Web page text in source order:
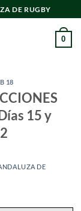
DE RUGBY
0
18
15 y
DE